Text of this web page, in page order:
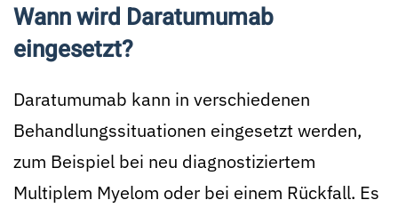
Wann wird Daratumumab
eingesetzt?
Daratumumab kann in verschiedenen
Behandlungssituationen eingesetzt werden,
zum Beispiel bei neu diagnostiziertem
Multiplem Myelom oder bei einem Rückfall. Es